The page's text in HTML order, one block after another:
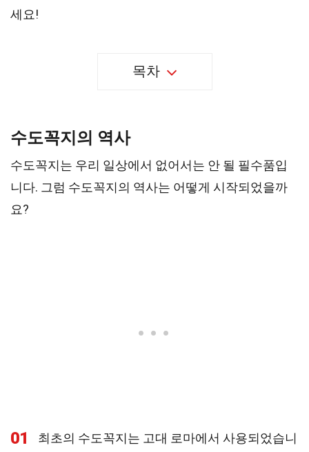
세요!
목차
수도꼭지의 역사
수도꼭지는 우리 일상에서 없어서는 안 될 필수품입
니다. 그럼 수도꼭지의 역사는 어떻게 시작되었을까
요?
01
최초의 수도꼭지는 고대 로마에서 사용되었습니